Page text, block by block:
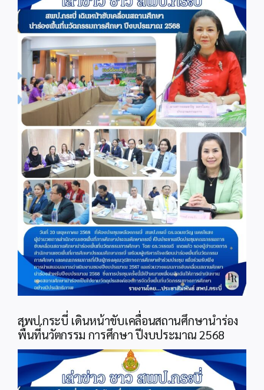
Image
สพป.กระบี่ เดินหน้าขับเคลื่อนสถานศึกษานำร่อง
พื้นที่นวัตกรรม การศึกษา ปีงบประมาณ 2568